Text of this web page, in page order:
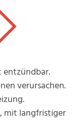
entzündbar.
verursachen.
mit langfristiger